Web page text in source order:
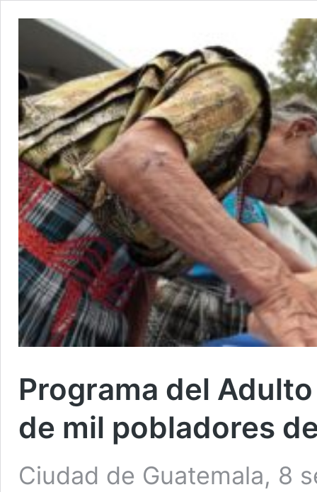
Programa del
de mil pobladores
Ciudad de Guatemala, 8